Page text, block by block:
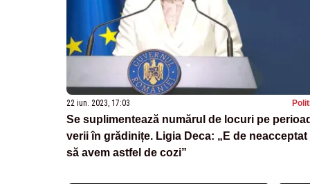
22 iun. 2023, 17:03
Se suplimentează numărul de locuri pe
verii în grădinițe. Ligia Deca: „E de neacceptat
să avem astfel de cozi”